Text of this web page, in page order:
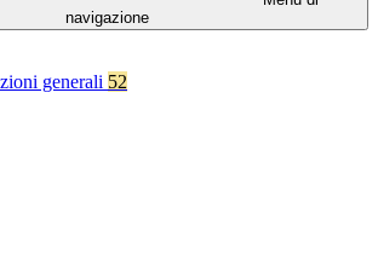
navigazione
generali 52